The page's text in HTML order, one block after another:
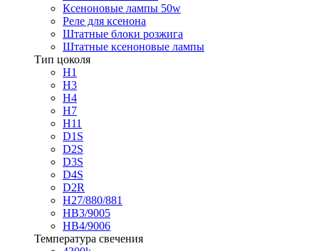
Ксеноновые лампы 50w
Реле для ксенона
Штатные блоки розжига
Штатные ксеноновые лампы
Тип цоколя
H1
H3
H4
H7
H11
D1S
D2S
D3S
D4S
D2R
H27/880/881
HB3/9005
HB4/9006
Температура свечения